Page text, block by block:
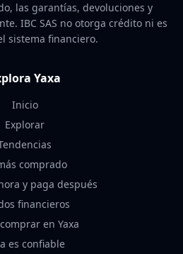
las garantías, devoluciones y
IBC SAS no otorga crédito ni es
sistema financiero.
Yaxa
Inicio
Explorar
comprado
y paga después
financieros
en Yaxa
es confiable